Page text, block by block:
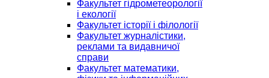
Факультет гідрометеорології
і екології
Факультет історії і філології
Факультет журналістики,
реклами та видавничої
справи
Факультет математики,